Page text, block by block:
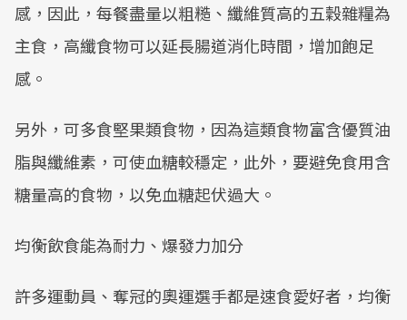
感，因此，每餐盡量以粗糙、纖維質高的五穀雜糧為
主食，高纖食物可以延長腸道消化時間，增加飽足
感。
另外，可多食堅果類食物，因為這類食物富含優質油
脂與纖維素，可使血糖較穩定，此外，要避免食用含
糖量高的食物，以免血糖起伏過大。
均衡飲食能為耐力、爆發力加分
許多運動員、奪冠的奧運選手都是速食愛好者，均衡